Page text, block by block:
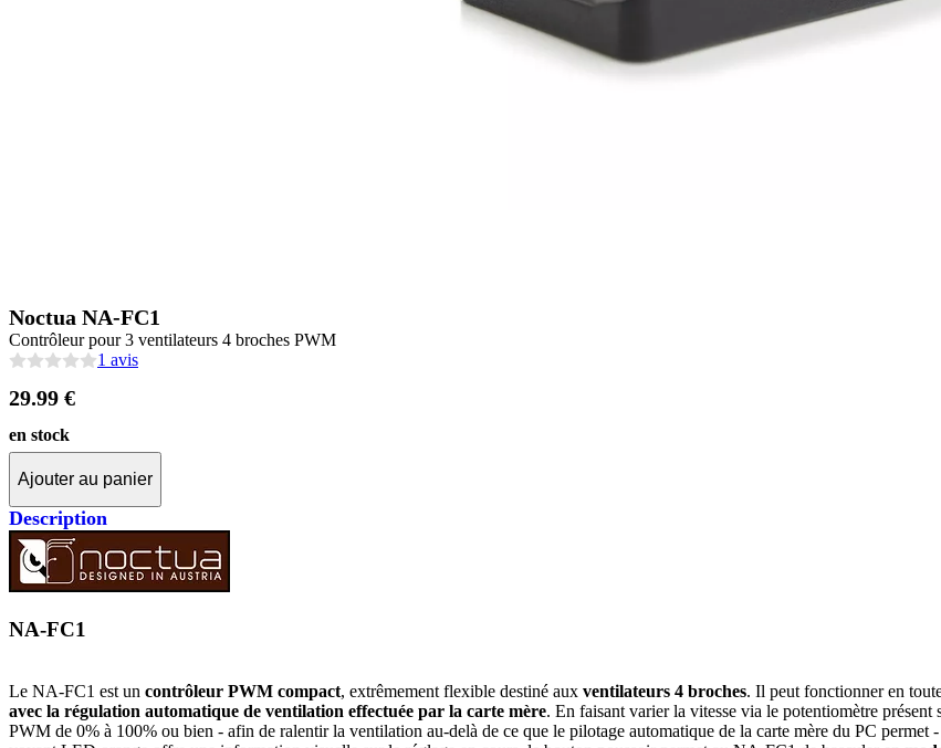
Noctua NA-FC1
Contrôleur pour 3 ventilateurs 4 broches PWM
1 avis
29.99 €
en stock
Ajouter au panier
Description
NA-FC1
Le NA-FC1 est un contrôleur PWM compact, extrêmement flexible destiné aux ventilateurs 4 broches. Il peut fonctionner en
avec la régulation automatique de ventilation effectuée par la carte mère. En faisant varier la vitesse via le potentiomètre
PWM de 0% à 100% ou bien - afin de ralentir la ventilation au-delà de ce que le pilotage automatique de la carte mère du PC